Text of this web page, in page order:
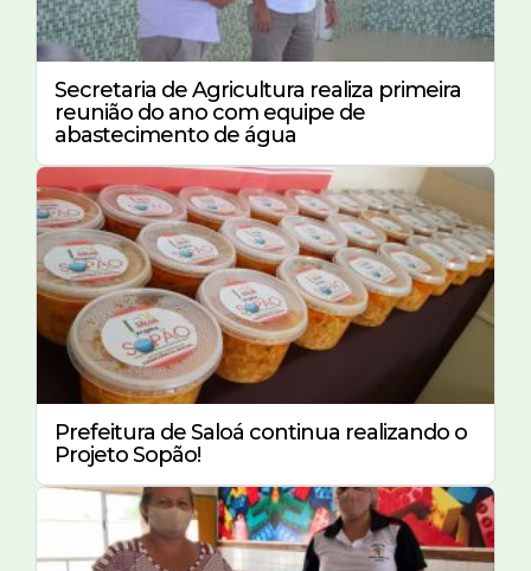
Secretaria de Agricultura realiza primeira
reunião do ano com equipe de
abastecimento de água
Prefeitura de Saloá continua realizando o
Projeto Sopão!